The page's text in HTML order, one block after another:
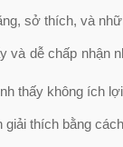
sở thích, và
dễ chấp nhận
thấy không ích
thích bằng